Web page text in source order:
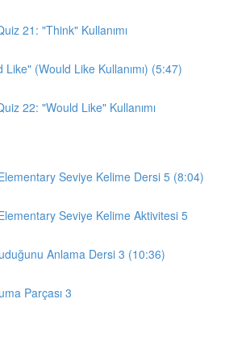
21: "Think" Kullanımı
Like" (Would Like Kullanımı) (5:47)
22: "Would Like" Kullanımı
Seviye Kelime Dersi 5 (8:04)
Seviye Kelime Aktivitesi 5
Anlama Dersi 3 (10:36)
Parçası 3